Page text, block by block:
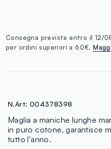
Consegna prevista entro il 12/
per ordini superiori a 60€.
N.Art: 004378398
Maglia a maniche lunghe
in puro cotone, garantisce
tutto l'anno.